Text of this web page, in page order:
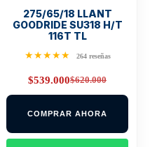
275/65/18 LLANT
GOODRIDE SU318 H/T
116T TL
★★★★★ 264 reseñas
$620.000
Original
price
$620.000.
$539.000Current
price
$539.000.
COMPRAR AHORA